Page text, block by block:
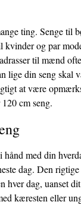
ting. Senge til
kvinder og par
til mænd
lige din seng skal
at være
cm seng.
hånd med din
dag. Den
hver dag, uanset
kæresten eller